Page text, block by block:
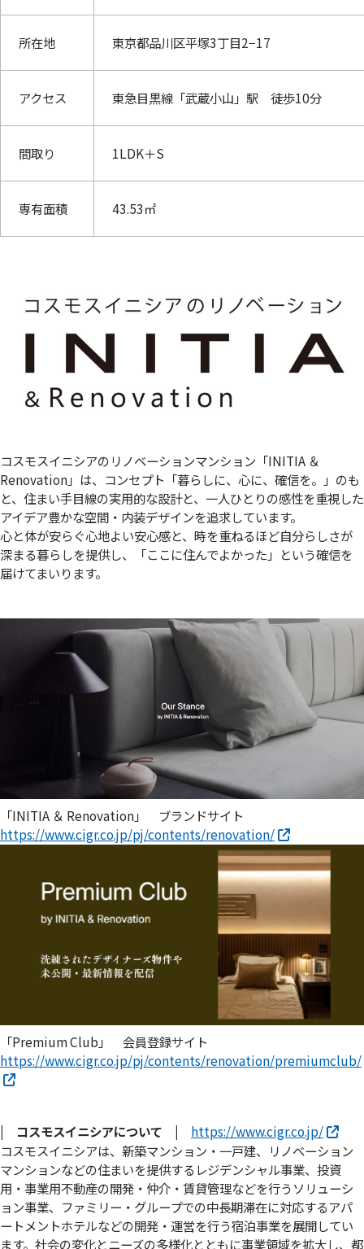
所在地 東京都品川区平塚3丁目2−17
アクセス 東急目黒線「武蔵小山」駅 徒歩10分
間取り 1LDK＋S
専有面積 43.53㎡
コスモスイニシアのリノベーションマンション「INITIA ＆
Renovation」は、コンセプト「暮らしに、心に、確信を。」のも
と、住まい手目線の実用的な設計と、一人ひとりの感性を重視した
アイデア豊かな空間・内装デザインを追求しています。
心と体が安らぐ心地よい安心感と、時を重ねるほど自分らしさが
深まる暮らしを提供し、「ここに住んでよかった」という確信を
届けてまいります。
「INITIA ＆ Renovation」 ブランドサイト
https://www.cigr.co.jp/pj/contents/renovation/
「Premium Club」 会員登録サイト
https://www.cigr.co.jp/pj/contents/renovation/premiumclub/
| コスモスイニシアについて |
https://www.cigr.co.jp/
コスモスイニシアは、新築マンション・一戸建、リノベーション
マンションなどの住まいを提供するレジデンシャル事業、投資
用・事業用不動産の開発・仲介・賃貸管理などを行うソリューシ
ョン事業、ファミリー・グループでの中長期滞在に対応するアパ
ートメントホテルなどの開発・運営を行う宿泊事業を展開してい
ます。社会の変化とニーズの多様化とともに事業領域を拡大し、都